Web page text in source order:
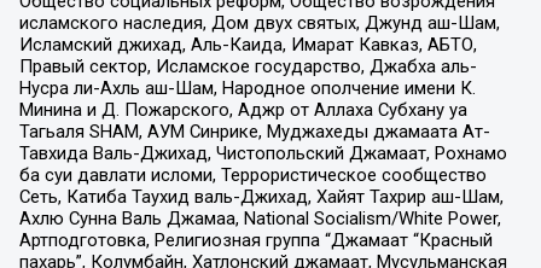
исламского наследия, Дом двух святых, Джунд аш-Шам,
Исламский джихад, Аль-Каида, Имарат Кавказ, АБТО,
Правый сектор, Исламское государство, Джабха аль-
Нусра ли-Ахль аш-Шам, Народное ополчение имени К.
Минина и Д. Пожарского, Аджр от Аллаха Субхану уа
Тагьаля SHAM, АУМ Синрике, Муджахеды джамаата Ат-
Тавхида Валь-Джихад, Чистопольский Джамаат, Рохнамо
ба суи давлати исломи, Террористическое сообщество
Сеть, Катиба Таухид валь-Джихад, Хайят Тахрир аш-Шам,
Ахлю Сунна Валь Джамаа, National Socialism/White Power,
Артподготовка, Религиозная группа “Джамаат “Красный
пахарь”, Колумбайн, Хатлонский джамаат, Мусульманская